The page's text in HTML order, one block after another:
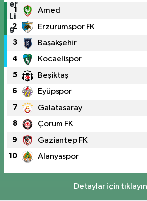
1 Amed
2 Erzurumspor FK
3 Başakşehir
4 Kocaelispor
5 Beşiktaş
6 Eyüpspor
7 Galatasaray
8 Çorum FK
9 Gaziantep FK
10 Alanyaspor
Detaylar için tıklayın